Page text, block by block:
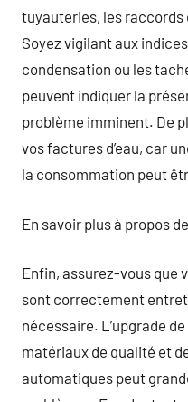
tuyauteries, les raccords
Soyez vigilant aux
condensation ou les
peuvent indiquer la
problème imminent. De
vos factures d’eau, car
la consommation peut
En savoir plus à propos de
Enfin, assurez-vous que
sont correctement
nécessaire. L’upgrade
matériaux de qualité et
automatiques peut